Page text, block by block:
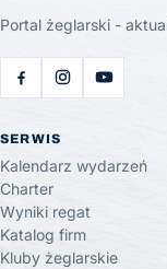
Portal żeglarski -
SERWIS
Kalendarz wydarzeń
Charter
Wyniki regat
Katalog firm
Kluby żeglarskie